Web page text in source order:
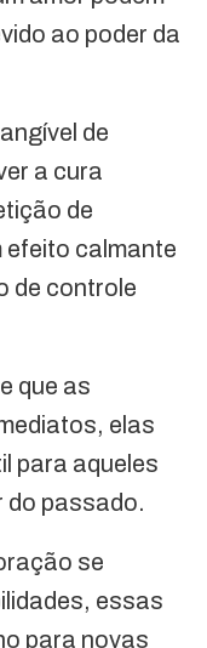
ao poder da
de
a cura
de
efeito calmante
de controle
que as
elas
para aqueles
do passado.
se
essas
para novas